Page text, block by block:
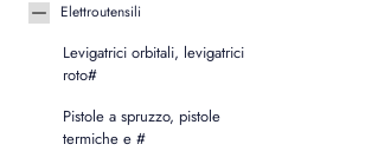
Elettroutensili
Levigatrici orbitali, levigatrici
roto#
Pistole a spruzzo, pistole
termiche e #